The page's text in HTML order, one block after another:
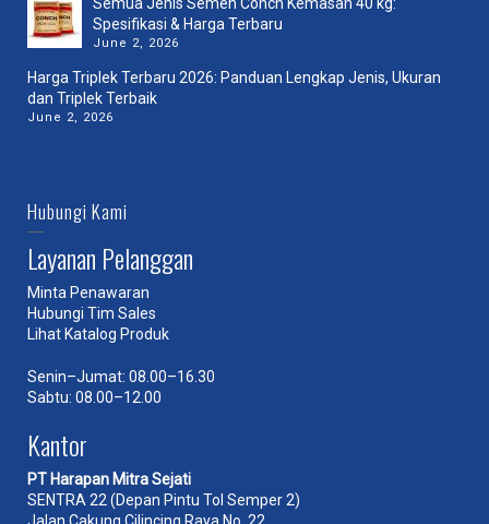
Spesifikasi & Harga Terbaru
June 2, 2026
Harga Triplek Terbaru 2026: Panduan Lengkap Jenis, Ukuran
dan Triplek Terbaik
June 2, 2026
Hubungi Kami
Layanan Pelanggan
Minta Penawaran
Hubungi Tim Sales
Lihat Katalog Produk
Senin–Jumat: 08.00–16.30
Sabtu: 08.00–12.00
Kantor
PT Harapan Mitra Sejati
SENTRA 22 (Depan Pintu Tol Semper 2)